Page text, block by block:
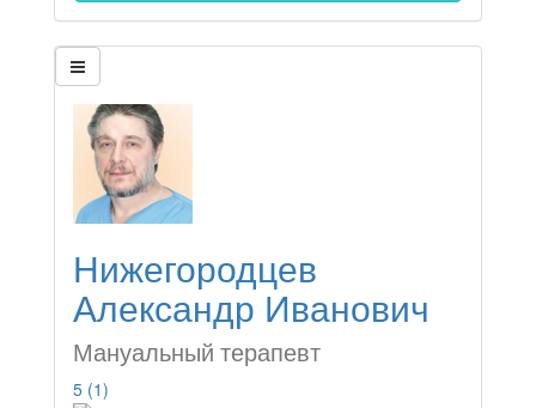
Нижегородцев
Александр Иванович
Мануальный терапевт
5 (1)